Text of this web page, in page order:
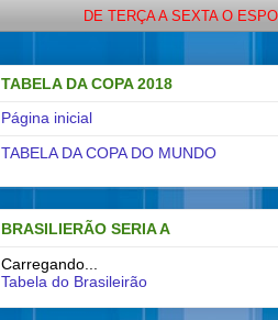
DE TERÇA A SEXTA O ESPORTE COM
TABELA DA COPA 2018
Página inicial
TABELA DA COPA DO MUNDO
BRASILIERÃO SERIA A
Carregando...
Tabela do Brasileirão